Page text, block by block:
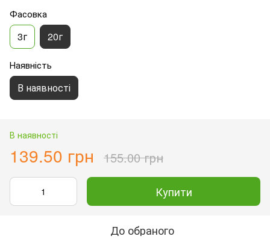
Фасовка
3г 20г
Наявність
В наявності
В наявності
139.50 грн 155.00 грн
Купити
До обраного